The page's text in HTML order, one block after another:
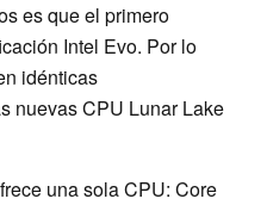
es que el primero
Intel Evo. Por lo
idénticas
nuevas CPU Lunar Lake
una sola CPU: Core